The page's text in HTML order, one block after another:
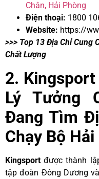
Chân, Hải Phòng
Điện thoại: 1800
Website: https://
>>> Top 13 Địa Chỉ Cung
Chất Lượng
2.
Lý Tưởng
Đang Tìm
Chạy Bộ
Kingsport được thành
tập đoàn Đông Dương